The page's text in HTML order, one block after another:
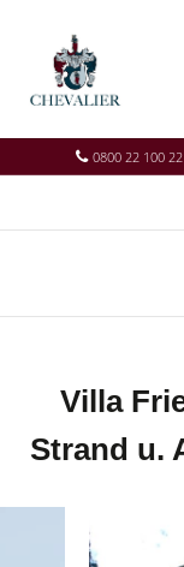
0800 22 100
Villa
Strand u.